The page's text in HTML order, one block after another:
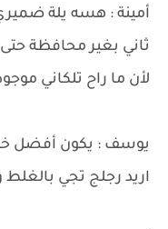
أمينة : هسه يلة ضميري
ثاني بغير محافظة
لأن ما راح تلكاني
يوسف : يكون أفضل
اريد رجلج تجي بالغلط